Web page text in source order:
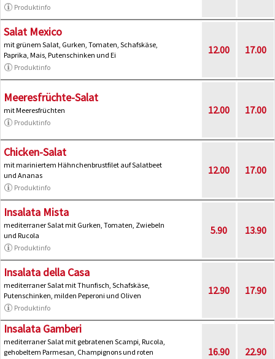
Produktinfo
Salat Mexico
mit grünem Salat, Gurken, Tomaten, Schafskäse,
Paprika, Mais, Putenschinken und Ei
Produktinfo
12.00 17.00
Meeresfrüchte-Salat
mit Meeresfrüchten
Produktinfo
12.00 17.00
Chicken-Salat
mit mariniertem Hähnchenbrustfilet auf Salatbeet
und Ananas
Produktinfo
12.00 17.00
Insalata Mista
mediterraner Salat mit Gurken, Tomaten, Zwiebeln
und Rucola
Produktinfo
5.90 13.90
Insalata della Casa
mediterraner Salat mit Thunfisch, Schafskäse,
Putenschinken, milden Peperoni und Oliven
Produktinfo
12.90 17.90
Insalata Gamberi
mediterraner Salat mit gebratenen Scampi, Rucola,
gehobeltem Parmesan, Champignons und roten
16.90 22.90